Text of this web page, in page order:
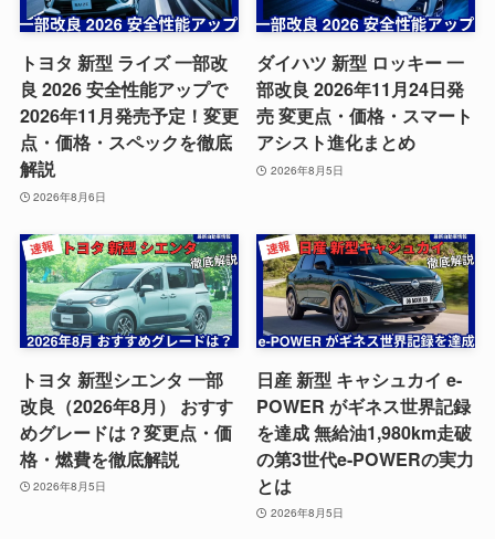
トヨタ 新型 ライズ 一部改
良 2026 安全性能アップで
2026年11月発売予定！変更
点・価格・スペックを徹底
解説
2026年8月6日
ダイハツ 新型 ロッキー 一
部改良 2026年11月24日発
売 変更点・価格・スマート
アシスト進化まとめ
2026年8月5日
トヨタ 新型シエンタ 一部
改良（2026年8月） おすす
めグレードは？変更点・価
格・燃費を徹底解説
2026年8月5日
日産 新型 キャシュカイ e-
POWER がギネス世界記録
を達成 無給油1,980km走破
の第3世代e-POWERの実力
とは
2026年8月5日